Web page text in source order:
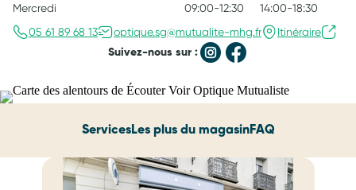
Mercredi
09:00-12:30
14:00-18:30
05 61 89 68 13
optique.sg@mutualite-mhg.fr Itinéraire
Suivez-nous sur :
ServicesLes plus du magasinFAQ